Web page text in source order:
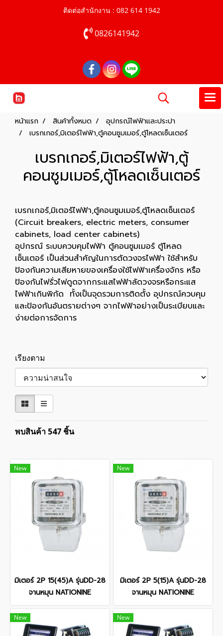
ติดต่อสำนักงาน : 082 614 1942
0826141942
หน้าแรก สินค้าทั้งหมด
อุปกรณ์ไฟฟ้าและประปา
เบรกเกอร์,มิเตอร์ไฟฟ้า,ตู้คอนซูมเมอร์,ตู้โหลดเซ็นเตอร์
เบรกเกอร์,มิเตอร์ไฟฟ้า,ตู้
คอนซูมเมอร์,ตู้โหลดเซ็นเตอร์
เบรกเกอร์,มิเตอร์ไฟฟ้า,ตู้คอนซูมเมอร์,ตู้โหลดเซ็นเตอร์
(Circuit breakers, electric meters, consumer
cabinets, load center cabinets)
อุปกรณ์ ระบบควบคุมไฟฟ้า ตู้คอนซูมเมอร์ ตู้โหลด
เซ็นเตอร์ เป็นส่วนสำคัญในการตัดวงจรไฟฟ้า ใช้สำหรับ
ป้องกันความเสียหายของเครื่องใช้ไฟฟ้าเครื่องจักร หรือ
ป้องกันไฟรั่วไฟดูดจากกระแสไฟฟ้าลัดวงจรหรือกระแส
ไฟฟ้าเกินพิกัด ทั้งเป็นจุดรวมการติดตั้ง อุปกรณ์ควบคุม
และป้องกันอันตรายต่างๆ จากไฟฟ้าอย่างเป็นระเบียบและ
ง่ายต่อการจัดการ
เรียงตาม
พบสินค้า 547 ชิ้น
New
มิเตอร์ 2P 15(45)A รุ่นDD-28
จานหมุน NATIONINE
New
มิเตอร์ 2P 5(15)A รุ่นDD-28
จานหมุน NATIONINE
New New